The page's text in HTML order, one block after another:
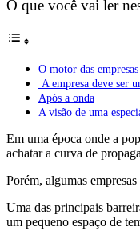
O que você vai ler
O motor das empresas
A empresa deve ser
Após a onda
A visão de uma
Em uma época onde a
achatar a curva de
Porém, algumas
Uma das principais
um pequeno espaço de